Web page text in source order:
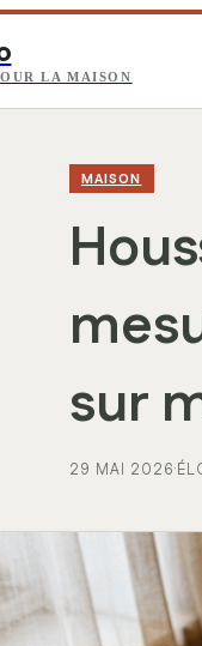
LA MAISON
MAISON
sur
29 MAI 2026·